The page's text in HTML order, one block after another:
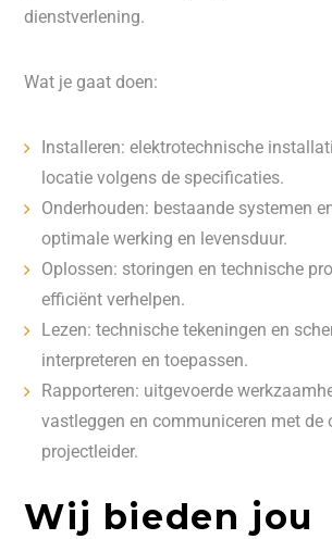
dienstverlening.
Wat je gaat doen:
Installeren: elektrotechnische
locatie volgens de specificaties.
Onderhouden: bestaande systemen
optimale werking en levensduur.
Oplossen: storingen en technische
efficiënt verhelpen.
Lezen: technische tekeningen en
interpreteren en toepassen.
Rapporteren: uitgevoerde
vastleggen en communiceren met de
projectleider.
Wij bieden jou